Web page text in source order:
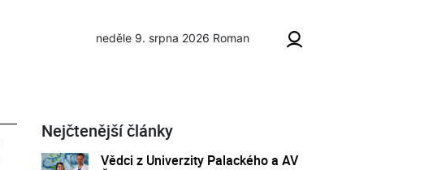
neděle 9. srpna 2026 Roman
Nejčtenější články
Vědci z Univerzity Palackého a AV